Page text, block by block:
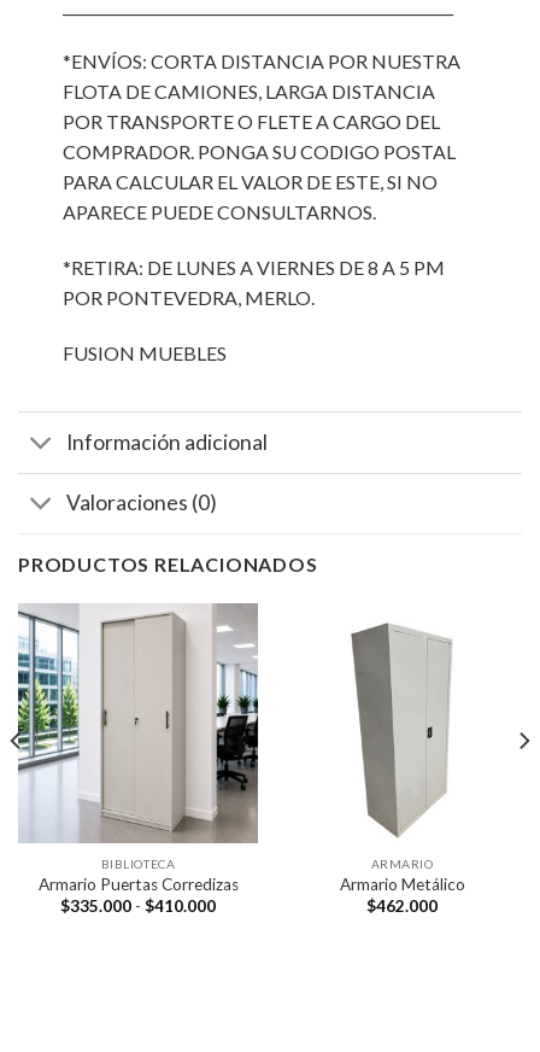
*ENVÍOS: CORTA DISTANCIA POR NUESTRA
FLOTA DE CAMIONES, LARGA DISTANCIA
POR TRANSPORTE O FLETE A CARGO DEL
COMPRADOR. PONGA SU CODIGO POSTAL
PARA CALCULAR EL VALOR DE ESTE, SI NO
APARECE PUEDE CONSULTARNOS.
*RETIRA: DE LUNES A VIERNES DE 8 A 5 PM
POR PONTEVEDRA, MERLO.
FUSION MUEBLES
Información adicional
Valoraciones (0)
PRODUCTOS RELACIONADOS
BIBLIOTECA
Armario Puertas Corredizas
$335.000 - $410.000Rango
ARMARIO
Armario Metálico
$462.000